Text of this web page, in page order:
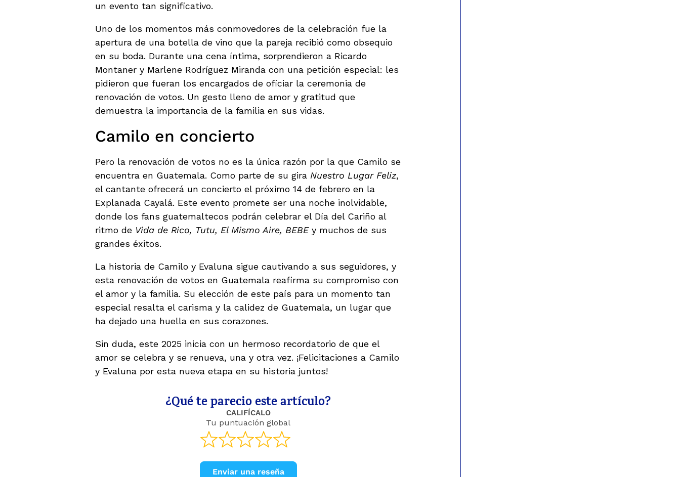
un evento tan significativo.
Uno de los momentos más conmovedores de la celebración fue la
apertura de una botella de vino que la pareja recibió como obsequio
en su boda. Durante una cena íntima, sorprendieron a Ricardo
Montaner y Marlene Rodríguez Miranda con una petición especial: les
pidieron que fueran los encargados de oficiar la ceremonia de
renovación de votos. Un gesto lleno de amor y gratitud que
demuestra la importancia de la familia en sus vidas.
Camilo en concierto
Pero la renovación de votos no es la única razón por la que Camilo se
encuentra en Guatemala. Como parte de su gira Nuestro Lugar Feliz,
el cantante ofrecerá un concierto el próximo 14 de febrero en la
Explanada Cayalá. Este evento promete ser una noche inolvidable,
donde los fans guatemaltecos podrán celebrar el Día del Cariño al
ritmo de Vida de Rico, Tutu, El Mismo Aire, BEBEy muchos de sus
grandes éxitos.
La historia de Camilo y Evaluna sigue cautivando a sus seguidores, y
esta renovación de votos en Guatemala reafirma su compromiso con
el amor y la familia. Su elección de este país para un momento tan
especial resalta el carisma y la calidez de Guatemala, un lugar que
ha dejado una huella en sus corazones.
Sin duda, este 2025 inicia con un hermoso recordatorio de que el
amor se celebra y se renueva, una y otra vez. ¡Felicitaciones a Camilo
y Evaluna por esta nueva etapa en su historia juntos!
¿Qué te parecio este artículo?
CALIFÍCALO
Tu puntuación global
Enviar una reseña